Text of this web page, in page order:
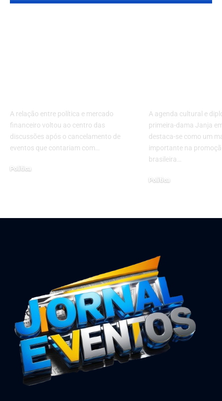
A relação entre política e mercado
financeiro voltou ao centro das
discussões após o cancelamento de
eventos que contariam com…
Política
A agenda cultural e
primeira-dama Janja
destaca-se como um
importante na
brasileira…
Política